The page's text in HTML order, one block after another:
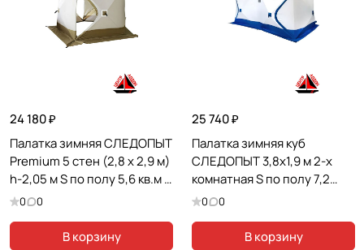
24 180 ₽
Палатка зимняя СЛЕДОПЫТ
Premium 5 стен (2,8 х 2,9 м)
h-2,05 м S по полу 5,6 кв.м 3
слоя цв. белый/оливковый
0 0
В корзину
25 740 ₽
Палатка зимняя куб
СЛЕДОПЫТ 3,8х1,9 м 2-х
комнатная S по полу 7,2
кв.м 3 слоя цв. синий/белый
0 0
В корзину